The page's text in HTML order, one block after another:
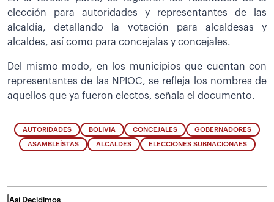
elección para autoridades y representantes de las
alcaldía, detallando la votación para alcaldesas y
alcaldes, así como para concejalas y concejales.
Del mismo modo, en los municipios que cuentan con
representantes de las NPIOC, se refleja los nombres de
aquellos que ya fueron electos, señala el documento.
AUTORIDADES BOLIVIA CONCEJALES GOBERNADORES
ASAMBLEÍSTAS ALCALDES ELECCIONES SUBNACIONAES
Así Decidimos